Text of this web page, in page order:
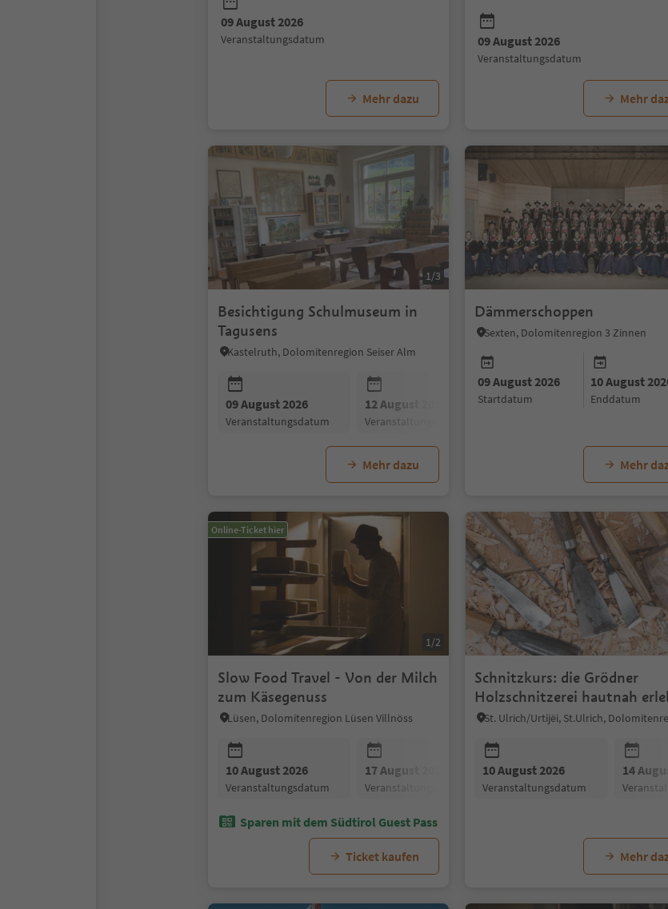
09 August 2026
Veranstaltungsdatum
Mehr dazu
09 August 2026
Veranstaltungsdatum
Mehr
1/3
Besichtigung Schulmuseum in
Tagusens
Kastelruth, Dolomitenregion Seiser Alm
09 August 2026
Veranstaltungsdatum
12 August 2026
Veranstaltungsdatum
16 August 2026
Mehr dazu
Dämmerschoppen
Sexten, Dolomitenregion 3 Zinnen
09 August 2026
Startdatum
10 August
Enddatum
Mehr
Online-Ticket hier
1/2
Slow Food Travel - Von der Milch
zum Käsegenuss
Lüsen, Dolomitenregion Lüsen Villnöss
10 August 2026
Veranstaltungsdatum
17 August 2026
Veranstaltungsdatum
24 August 2026
Veranstaltungsdatum
31
Sparen mit dem Südtirol Guest Pass
Ticket kaufen
Schnitzkurs: die Grödner
Holzschnitzerei hautnah
10 August 2026
Veranstaltungsdatum
14
Mehr